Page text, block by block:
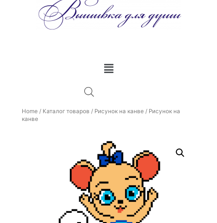
Home / Каталог товаров / Рисунок на канве / Рисунок на
канве